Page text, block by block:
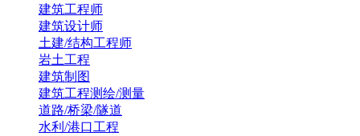
建筑工程师
建筑设计师
土建/结构工程师
岩土工程
建筑制图
建筑工程测绘/测量
道路/桥梁/隧道
水利/港口工程